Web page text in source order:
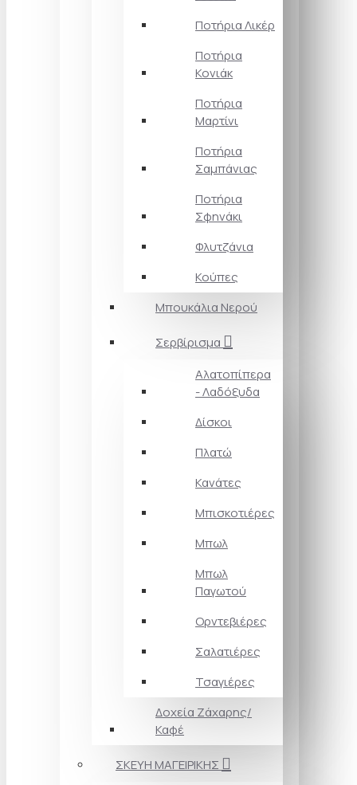
Ποτήρια Λικέρ
Ποτήρια
Κονιάκ
Ποτήρια
Μαρτίνι
Ποτήρια
Σαμπάνιας
Ποτήρια
Σφηνάκι
Φλυτζάνια
Κούπες
Μπουκάλια Νερού
Σερβίρισμα
Αλατοπίπερα
- Λαδόξυδα
Δίσκοι
Πλατώ
Κανάτες
Μπισκοτιέρες
Μπωλ
Μπωλ
Παγωτού
Ορντεβιέρες
Σαλατιέρες
Τσαγιέρες
Δοχεία Ζάχαρης/
Καφέ
ΣΚΕΥΗ ΜΑΓΕΙΡΙΚΗΣ